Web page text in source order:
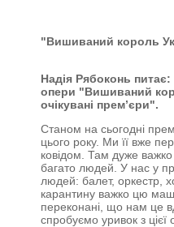
"Вишиваний король
Надія Рябоконь
опери "Вишиваний
очікувані прем’єри".
Станом на сьогодні
цього року. Ми її вже
ковідом. Там дуже
багато людей. У нас у
людей: балет, оркестр,
карантину важко цю
переконані, що нам це
спробуємо уривок з цієї